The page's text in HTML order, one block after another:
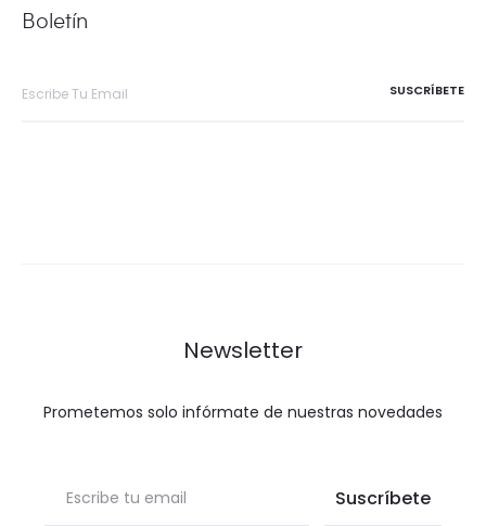
Boletín
Newsletter
Prometemos solo infórmate de nuestras novedades